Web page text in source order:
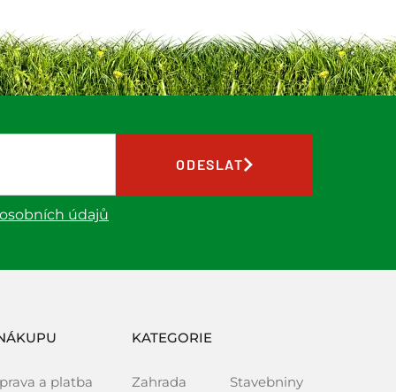
údajů
ODESLAT
a platba
KATEGORIE
Zahrada
Stavebniny